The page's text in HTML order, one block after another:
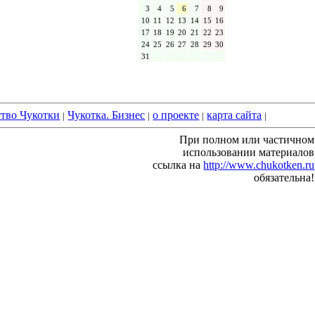
3
4 5 6 7 8
9
10 11 12 13 14 15 16
17 18 19 20 21 22 23
24 25 26 27 28 29 30
31
Чукотки | Чукотка. Бизнес | о проекте | карта сайта |
При полном или частичном
использовании материалов
ссылка наhttp://www.chukotken.ru
обязательна!